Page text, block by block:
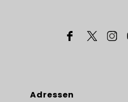
Adressen